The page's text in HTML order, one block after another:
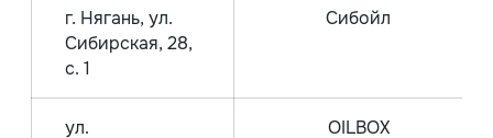
г. Нягань, ул.
Сибирская, 28,
с. 1
Сибойл
ул. OILBOX